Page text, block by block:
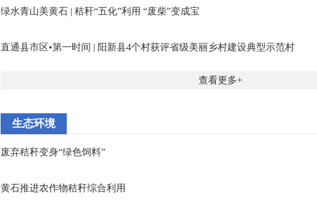
绿水青山美黄石 | 秸秆“五化”利用 “废柴”变成宝
直通县市区•第一时间 | 阳新县4个村获评省级美丽乡村建设典型示范村
查看更多
生态环境
废弃秸秆变身“绿色饲料”
黄石推进农作物秸秆综合利用